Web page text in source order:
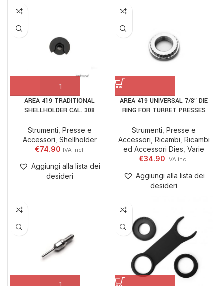
AREA 419 TRADITIONAL
SHELLHOLDER CAL. 308
Strumenti Presse e
Accessori Shellholder
€74.90
Aggiungi alla lista dei
desideri
AREA 419 UNIVERSAL 7/8″ DIE
RING FOR TURRET PRESSES
Strumenti ,Presse e
Accessori Ricambi Ricambi
ed Accessori Dies ,Varie
€34.90
Aggiungi alla lista dei
desideri